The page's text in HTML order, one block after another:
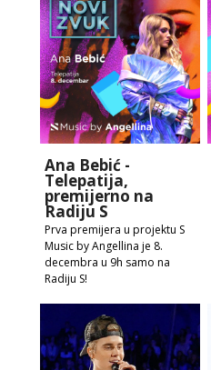
Ana Bebić -
Telepatija,
premijerno na
Radiju S
Prva premijera u projektu S
Music by Angellina je 8.
decembra u 9h samo na
Radiju S!